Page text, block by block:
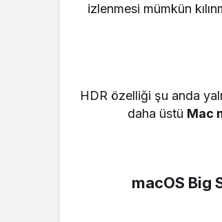
izlenmesi mümkün
HDR özelliği şu anda
daha üstü Mac
macOS Big